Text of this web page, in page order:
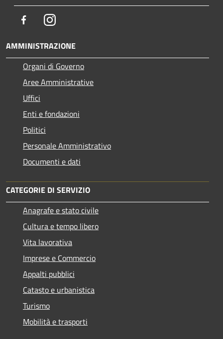
FacebookInstagram
AMMINISTRAZIONE
Organi di Governo
Aree Amministrative
Uffici
Enti e fondazioni
Politici
Personale Amministrativo
Documenti e dati
CATEGORIE DI SERVIZIO
Anagrafe e stato civile
Cultura e tempo libero
Vita lavorativa
Imprese e Commercio
Appalti pubblici
Catasto e urbanistica
Turismo
Mobilità e trasporti